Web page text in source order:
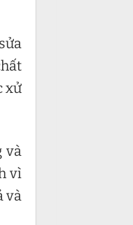
xử
và
vì
và